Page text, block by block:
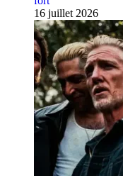
16 juillet 2026